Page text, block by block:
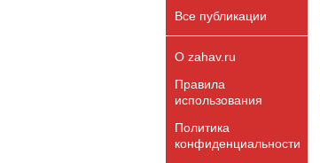
Все публикации
О zahav.ru
Правила
использования
Политика
конфиденциальности